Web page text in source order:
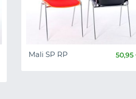
Mali SP RP 50,95